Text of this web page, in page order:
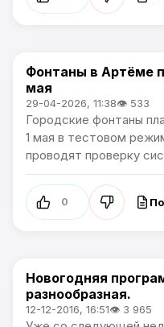
Культура
Фонтаны в Артёме
мая
29-04-2026, 11:38👁 533
Городские фонтаны
1 мая в тестовом
проводят проверку
0
Культура
Новогодняя
разнообразная.
12-12-2016, 16:51👁 3 965